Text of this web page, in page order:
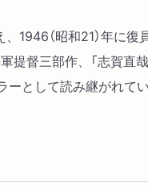
（昭和21）年に復
提督三部作、「志賀直
として読み継がれて